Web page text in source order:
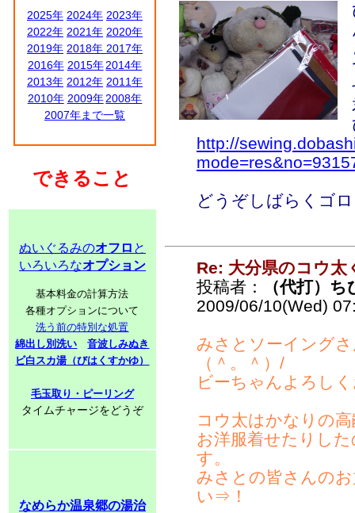
2025年 2024年 2023年
2022年 2021年 2020年
2019年 2018年 2017年
2016年 2015年 2014年
2013年 2012年 2011年
2010年 2009年 2008年
2007年まで一覧
できること
ぬいぐるみのオフロ と
いろいろなオプション
基本料金の計算方法
各種オプションについて
洗う前の特別な処置
綿出し別洗い
音波しみぬき
ビ白スカ湯（びはくすかゆ）
毛玉取り・ピーリング
タイムチャージをどうぞ
なめらか温泉郷の湯治
http://
どうぞしばらくゴ
Re: 大分県のコウ太
投稿者：
（代打）
2009/06/10(Wed)
みさとソーイング
（＾。＾）/
ビーちゃんよろし
コウ太はかなりの
お洋服着せたりし
す。
みさとの皆さんの
い⇒！